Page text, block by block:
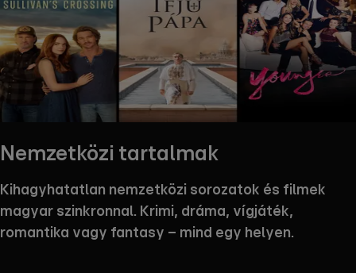
Nemzetközi tartalmak
Kihagyhatatlan nemzetközi sorozatok és filmek
magyar szinkronnal. Krimi, dráma, vígjáték,
romantika vagy fantasy – mind egy helyen.